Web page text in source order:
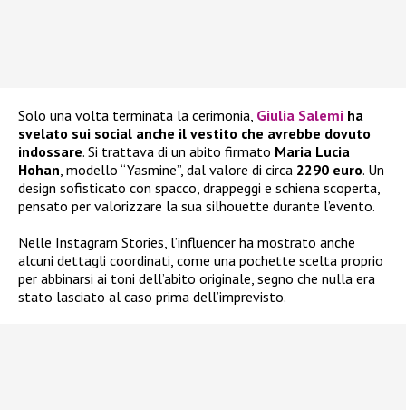
Solo una volta terminata la cerimonia, Giulia Salemi ha
svelato sui social anche il vestito che avrebbe dovuto
indossare. Si trattava di un abito firmato Maria Lucia
Hohan , modello “Yasmine”, dal valore di circa 2290 euro. Un
design sofisticato con spacco, drappeggi e schiena scoperta,
pensato per valorizzare la sua silhouette durante l’evento.
Nelle Instagram Stories, l’influencer ha mostrato anche
alcuni dettagli coordinati, come una pochette scelta proprio
per abbinarsi ai toni dell’abito originale, segno che nulla era
stato lasciato al caso prima dell’imprevisto.